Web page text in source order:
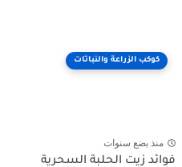
كوكب الزراعة والنباتات
منذ بضع سنوات
فوائد زيت الحلبة السحرية